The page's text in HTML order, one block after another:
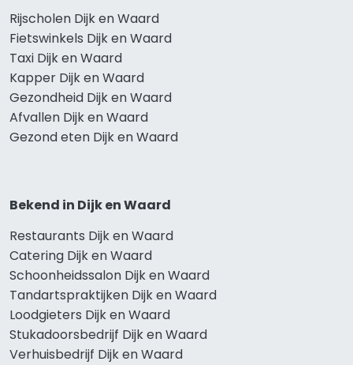
Rijscholen Dijk en Waard
Fietswinkels Dijk en Waard
Taxi Dijk en Waard
Kapper Dijk en Waard
Gezondheid Dijk en Waard
Afvallen Dijk en Waard
Gezond eten Dijk en Waard
Bekend in Dijk en Waard
Restaurants Dijk en Waard
Catering Dijk en Waard
Schoonheidssalon Dijk en Waard
Tandartspraktijken Dijk en Waard
Loodgieters Dijk en Waard
Stukadoorsbedrijf Dijk en Waard
Verhuisbedrijf Dijk en Waard